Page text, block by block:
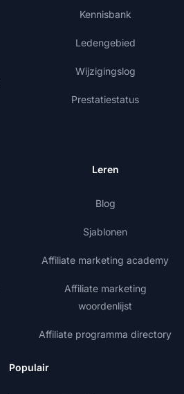
Kennisbank
Ledengebied
Wijzigingslog
Prestatiestatus
Leren
Blog
Sjablonen
Affiliate marketing academy
Affiliate marketing
woordenlijst
Affiliate programma directory
Populair